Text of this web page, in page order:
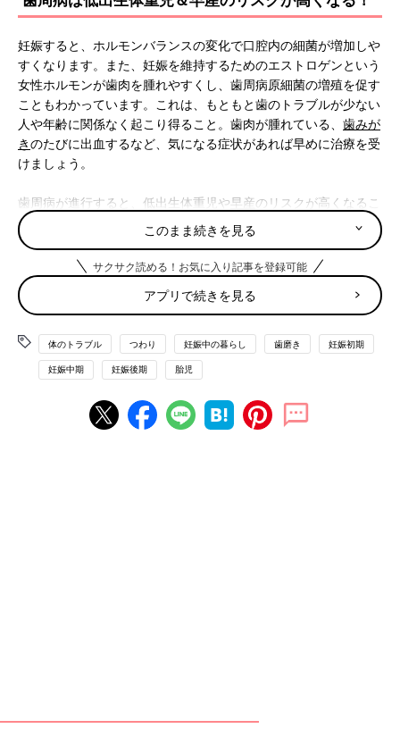
妊娠すると、ホルモンバランスの変化で口腔内の細菌が増加しや
すくなります。また、妊娠を維持するためのエストロゲンという
女性ホルモンが歯肉を腫れやすくし、歯周病原細菌の増殖を促す
こともわかっています。これは、もともと歯のトラブルが少ない
人や年齢に関係なく起こり得ること。歯肉が腫れている、 歯みが
きのたびに出血するなど、気になる症状があれば早めに治療を受
けましょう。
歯周病が進行すると、低出生体重児や早産のリスクが高くなるこ
とも知られていて、喫煙やアルコールなどの影響よりはるかに高
いというデータ結果も！
妊娠中はホルモンの影響で虫歯菌が増殖しやすい
妊娠中は、ホルモンの影響で唾液の分泌量が減り、口の中の酸性
度が高くなっています。酸性度が高くなると、虫歯菌が増殖しや
すい状態に。また、免疫力も低下しているので、口の中の炎症が
かり歯を磨き、お口の健康ケアを心がけましょう。虫歯や歯周病
の原因となる歯垢を減らすことは、風邪やインフルエンザ
このまま続きを見る
サクサク読める！お気に入り記事を登録可能
アプリで続きを見る
体のトラブル つわり 妊娠中の暮らし 歯磨き 妊娠初期
妊娠中期 妊娠後期 胎児